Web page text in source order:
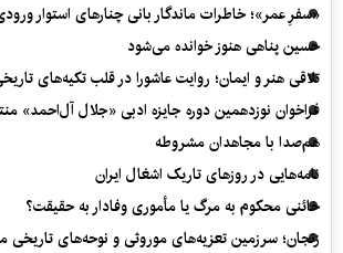
«سفرِ عمر»؛ خاطرات ماندگار بانی چنارهای استوار
حسین پناهی هنوز خوانده می‌شود
تلاقی هنر و ایمان؛ روایت عاشورا در قلب تکیه‌های
فراخوان نوزدهمین دوره جایزه ادبی «جلال آل‌احمد»
هم‌صدا با مجاهدان مشروطه
نامه‌هایی در روزهای تاریک اشغال ایران
خائنی محکوم به مرگ یا مأموری وفادار به حقیقت؟
زنجان؛ سرزمین تعزیه‌های موروثی و نوحه‌های تاریخی